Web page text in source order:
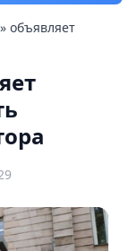
объявляет